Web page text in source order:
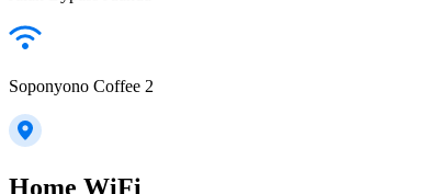
Soponyono Coffee 2
Home WiFi